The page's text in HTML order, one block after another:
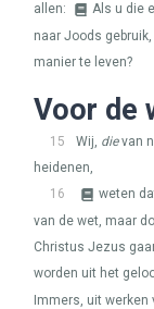
allen:
Als u die
naar Joods
manier te leven?
Voor de
15 Wij, dievan
heidenen,
16
weten
van de wet, maar
Christus Jezus
worden uit het
Immers, uit